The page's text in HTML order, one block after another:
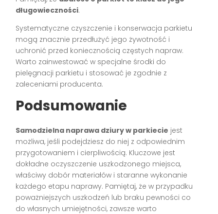
długowieczności.
Systematyczne czyszczenie i konserwacja parkietu
mogą znacznie przedłużyć jego żywotność i
uchronić przed koniecznością częstych napraw.
Warto zainwestować w specjalne środki do
pielęgnacji parkietu i stosować je zgodnie z
zaleceniami producenta.
Podsumowanie
Samodzielna naprawa dziury w parkiecie jest
możliwa, jeśli podejdziesz do niej z odpowiednim
przygotowaniem i cierpliwością. Kluczowe jest
dokładne oczyszczenie uszkodzonego miejsca,
właściwy dobór materiałów i staranne wykonanie
każdego etapu naprawy. Pamiętaj, że w przypadku
poważniejszych uszkodzeń lub braku pewności co
do własnych umiejętności, zawsze warto